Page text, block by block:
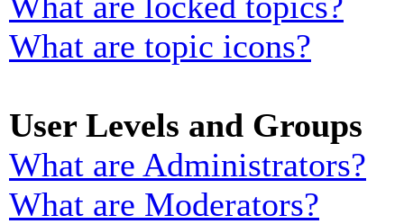
What are topic icons?
User Levels and Groups
What are Administrators?
What are Moderators?